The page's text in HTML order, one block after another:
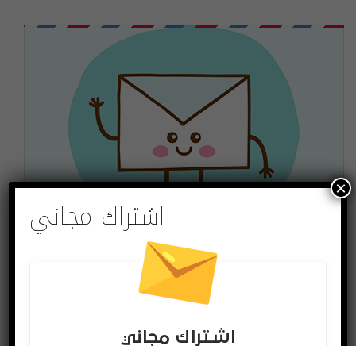
اشتراك مجاني
لتصلك الاخبار وللمشاركة في المسابقات ادخل بريدك
الالكتروني
اشتراك مجاني
اشتراك مجاني
×